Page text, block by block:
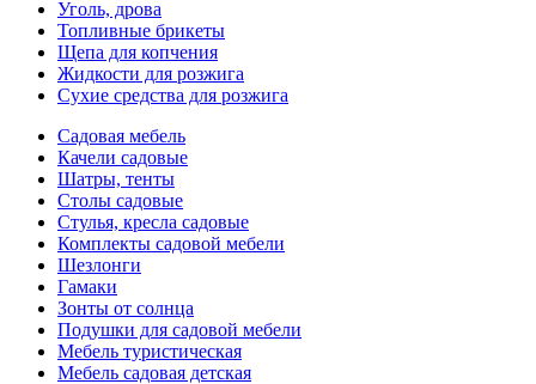
Уголь, дрова
Топливные брикеты
Щепа для копчения
Жидкости для розжига
Сухие средства для розжига
Садовая мебель
Качели садовые
Шатры, тенты
Столы садовые
Стулья, кресла садовые
Комплекты садовой мебели
Шезлонги
Гамаки
Зонты от солнца
Подушки для садовой мебели
Мебель туристическая
Мебель садовая детская